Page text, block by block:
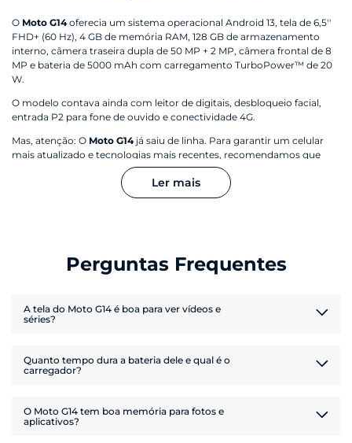
Memória RAM
4 GB
Armazenamento Disponível: 116 GB
Tela
Informação de tela
Tela de 6,5" FHD+ (1080 x 2400) | IPS | 60 Hz
O Moto G14oferecia um sistema operacional Android 13, tela de 6,5''
FHD+ (60 Hz), 4 GB de memória RAM, 128 GB de armazenamento
interno, câmera traseira dupla de 50 MP + 2 MP, câmera frontal de 8
MP e bateria de 5000 mAh com carregamento TurboPower™ de 20
W.
O modelo contava ainda com leitor de digitais, desbloqueio facial,
entrada P2 para fone de ouvido e conectividade 4G.
Mas, atenção: O Moto G14já saiu de linha. Para garantir um celular
mais atualizado e tecnologias mais recentes, recomendamos que
novos modelos da linha Moto G
modernas e tecnológicas.
Ler mais
Perguntas Frequentes
A tela do Moto G14 é boa para ver vídeos e
séries?
Com certeza! Ele vinha com uma tela de 6,5 polegadas e resolução
Full HD+. Vale lembrar que o
já saiu de linha, mas temos
Quanto tempo dura a bateria dele e qual é o
carregador?
O Moto G14oferecia uma bateria de 5000 mAh e carregador
TurboPower™ de 20 W. No entanto, esse smartphone já saiu de linha,
O Moto G14 tem boa memória para fotos e
aplicativos?